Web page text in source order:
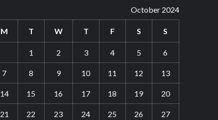
October 2024
M T W T F S S
1 2 3 4 5 6
7 8 9 10 11 12 13
14 15 16 17 18 19 20
21 22 23 24 25 26 27